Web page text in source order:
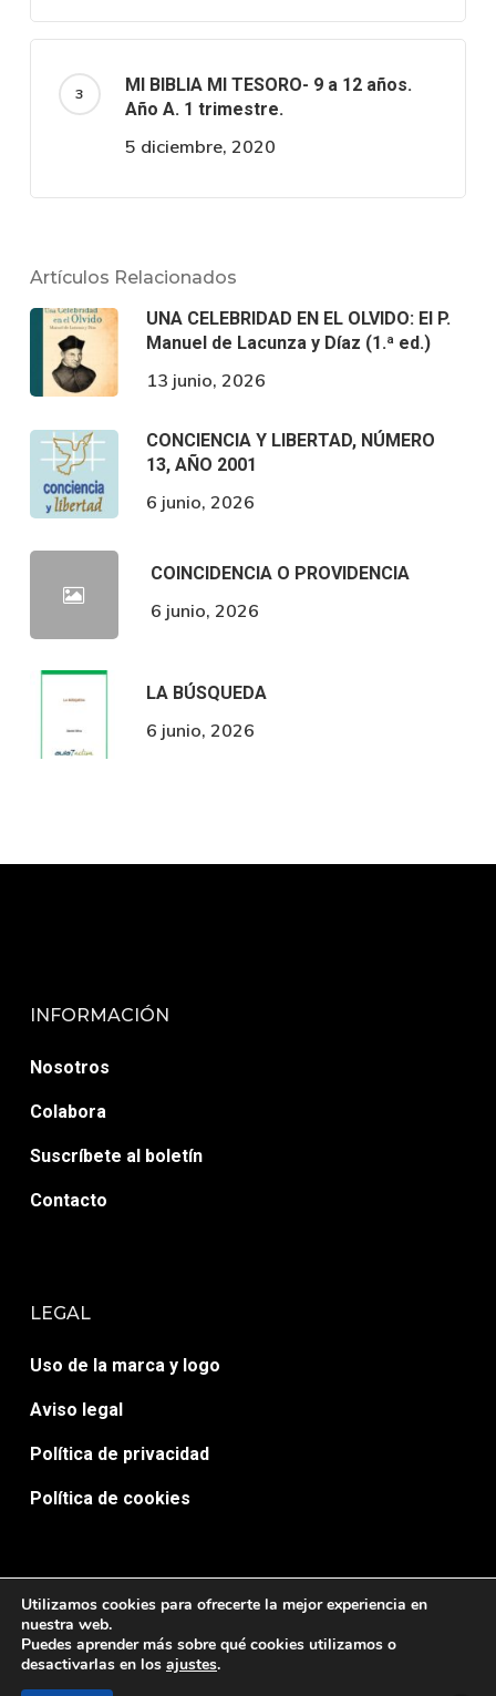
MI BIBLIA MI TESORO- 9 a 12 años.
Año A. 1 trimestre.
5 diciembre, 2020
Artículos Relacionados
UNA CELEBRIDAD EN EL OLVIDO: El P.
Manuel de Lacunza y Díaz (1.ª ed.)
13 junio, 2026
CONCIENCIA Y LIBERTAD, NÚMERO
13, AÑO 2001
6 junio, 2026
COINCIDENCIA O PROVIDENCIA
6 junio, 2026
LA BÚSQUEDA
6 junio, 2026
INFORMACIÓN
Nosotros
Colabora
Suscríbete al boletín
Contacto
LEGAL
Uso de la marca y logo
Aviso legal
Política de privacidad
Política de cookies
© AULA 7 ACTIVA. Desarrollado porHopeMedia.es
Utilizamos cookies para ofrecerte la mejor experiencia en
nuestra web.
Puedes aprender más sobre qué cookies utilizamos o
desactivarlas en los ajustes.